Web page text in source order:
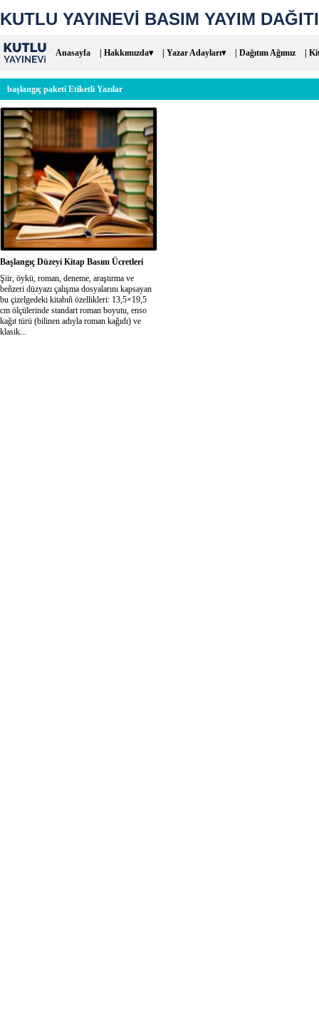
KUTLU YAYINEVİ BASIM YAYIM
Anasayfa | Hakkımızda▾ | Yazar Adayları▾ | Dağıtım Ağımız |
başlangıç paketi Etiketli Yazılar
Başlangıç Düzeyi Kitap Basım Ücretleri
Şiir, öykü, roman, deneme, araştırma ve
beñzeri düzyazı çalışma dosyalarını kapsayan
bu çizelgedeki kitabıñ özellikleri: 13,5×19,5
cm ölçülerinde standart roman boyutu, enso
kağıt türü (bilinen adıyla roman kağıdı) ve
klasik...